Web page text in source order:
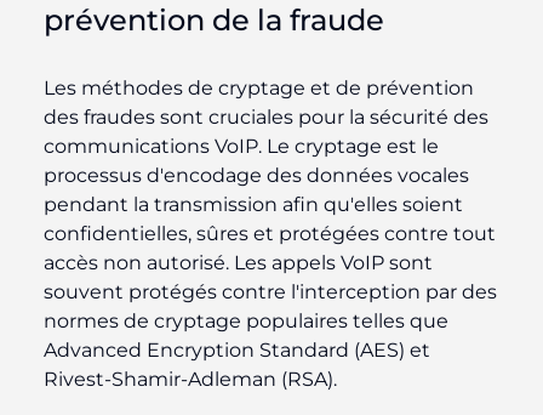
prévention de la fraude
Les méthodes de cryptage et de prévention
des fraudes sont cruciales pour la sécurité des
communications VoIP. Le cryptage est le
processus d'encodage des données vocales
pendant la transmission afin qu'elles soient
confidentielles, sûres et protégées contre tout
accès non autorisé. Les appels VoIP sont
souvent protégés contre l'interception par des
normes de cryptage populaires telles que
Advanced Encryption Standard (AES) et
Rivest-Shamir-Adleman (RSA).